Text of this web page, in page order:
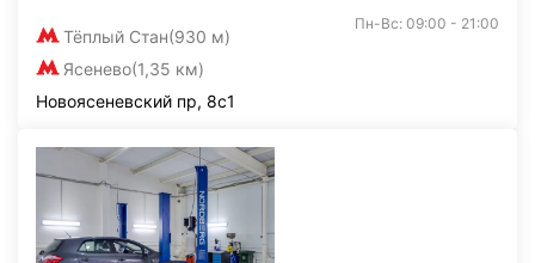
Тёплый Стан(930 м)
Ясенево(1,35 км)
Пн-Вс: 09:00 - 21:00
Новоясеневский пр, 8с1